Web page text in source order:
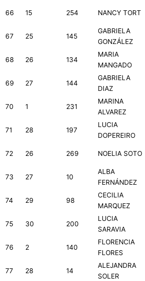
66 15 254 NANCY TORT
67 25 145
GABRIELA
GONZÁLEZ
68 26 134
MARIA
MANGADO
69 27 144
GABRIELA
DIAZ
70 1 231
MARINA
ALVAREZ
71 28 197
LUCIA
DOPEREIRO
72 26 269 NOELIA SOTO
73 27 10
ALBA
FERNÁNDEZ
74 29 98
CECILIA
MARQUEZ
75 30 200
LUCIA
SARAVIA
76 2 140
FLORENCIA
FLORES
77 28 14
ALEJANDRA
SOLER